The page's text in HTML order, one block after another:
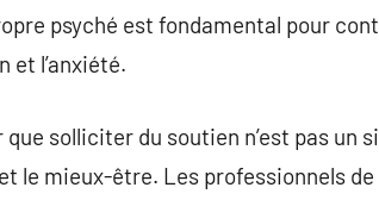
psyché est fondamental pour
et l’anxiété.
solliciter du soutien n’est pas un
le mieux-être. Les professionnels